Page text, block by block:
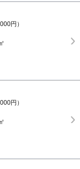
円）
円）